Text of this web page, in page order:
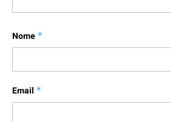
Nome *
Email *